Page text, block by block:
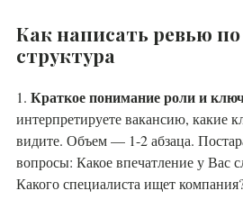
Как написать ревью
структура
1. Краткое понимание роли и
интерпретируете вакансию, какие
видите. Объем — 1-2 абзаца.
вопросы: Какое впечатление у Вас
Какого специалиста ищет